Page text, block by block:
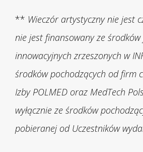
** Wieczór artystyczny nie jest
nie jest finansowany ze
innowacyjnych zrzeszonych w
środków pochodzących od firm
Izby POLMED oraz MedTech
wyłącznie ze środków
pobieranej od Uczestników